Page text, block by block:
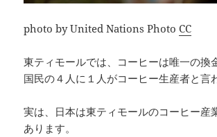
photo by United Nations PhotoCC
東ティモールでは、コーヒーは唯一の換
国民の４人に１人がコーヒー生産者と言
実は、日本は東ティモールのコーヒー産
あります。